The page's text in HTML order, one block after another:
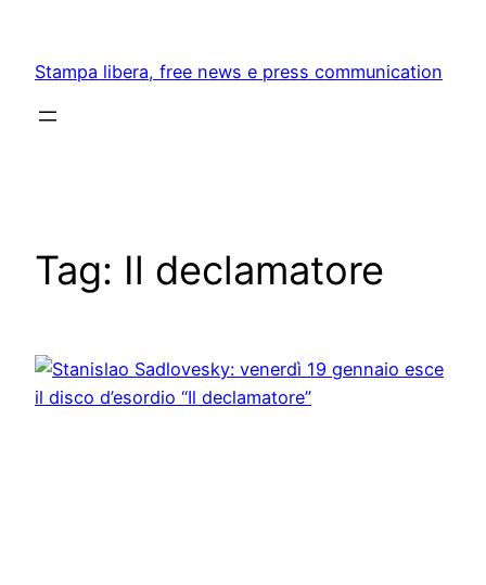
content
Stampa libera, free news e press communication
Tag: Il declamatore